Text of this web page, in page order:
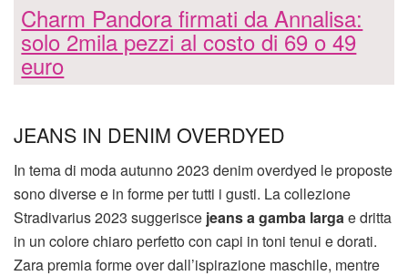
Charm Pandora firmati da Annalisa:
solo 2mila pezzi al costo di 69 o 49
euro
JEANS IN DENIM OVERDYED
In tema di moda autunno 2023 denim overdyed le proposte
sono diverse e in forme per tutti i gusti. La collezione
Stradivarius 2023 suggerisce jeans a gamba largae dritta
in un colore chiaro perfetto con capi in toni tenui e dorati.
Zara premia forme over dall’ispirazione maschile, mentre